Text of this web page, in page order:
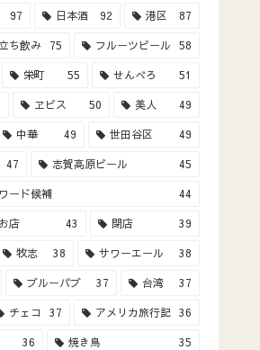
97 日本酒 92 港区 87
立ち飲み 75 フルーツビール 58
栄町 55 せんべろ 51
ヱビス 50 美人 49
中華 49 世田谷区 49
47 志賀高原ビール 45
ード候補 44
店 43 閉店 39
牧志 38 サワーエール 38
ブルーパブ 37 台湾 37
チェコ 37 アメリカ旅行記 36
36 焼き鳥 35